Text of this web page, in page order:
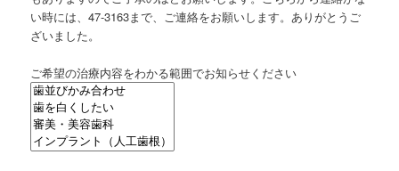
い時には、47-3163まで、ご連絡をお願いします。ありがとうご
ざいました。
ご希望の治療内容をわかる範囲でお知らせください